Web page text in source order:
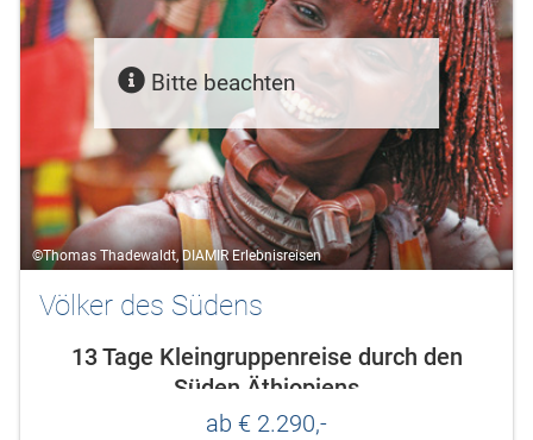
©Thomas Thadewaldt, DIAMIR Erlebnisreisen
Völker des Südens
13 Tage Kleingruppenreise durch den
Süden Äthiopiens
ab € 2.290,-
Bitte beachten